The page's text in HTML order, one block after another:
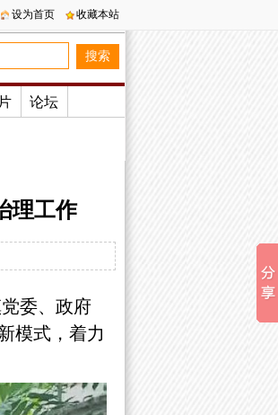
设为首页 收藏本站
论坛
理工作
委、政府
模式，着力